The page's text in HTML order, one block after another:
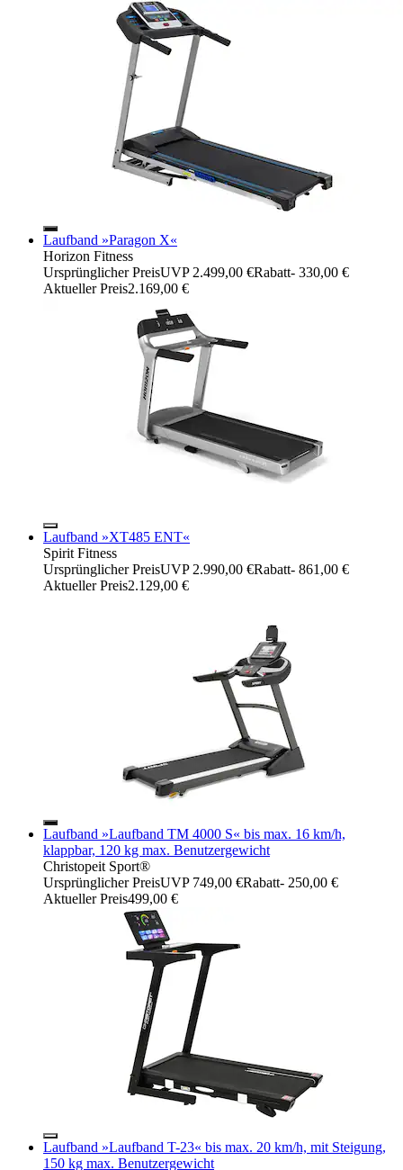
Laufband »Paragon X«
Horizon Fitness
Ursprünglicher PreisUVP 2.499,00 €Rabatt- 330,00 €
Aktueller Preis2.169,00 €
Laufband »XT485 ENT«
Spirit Fitness
Ursprünglicher PreisUVP 2.990,00 €Rabatt- 861,00 €
Aktueller Preis2.129,00 €
Laufband »Laufband TM 4000 S« bis max. 16 km/h,
klappbar, 120 kg max. Benutzergewicht
Christopeit Sport®
Ursprünglicher PreisUVP 749,00 €Rabatt- 250,00 €
Aktueller Preis499,00 €
Laufband »Laufband T-23« bis max. 20 km/h, mit Steigung,
150 kg max. Benutzergewicht